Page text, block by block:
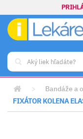
> Bandáže a
FIXÁTOR KOLENA